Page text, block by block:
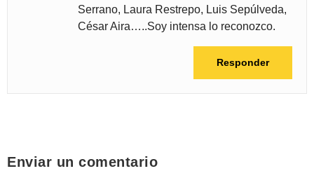
Serrano, Laura Restrepo, Luis Sepúlveda,
César Aira…..Soy intensa lo reconozco.
Responder
Enviar un comentario